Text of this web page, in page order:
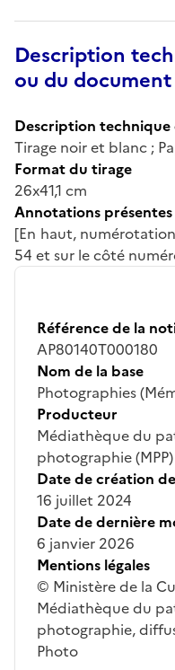
Description
ou du
Description technique
Tirage noir et blanc ;
Format du tirage
26x41,1 cm
Annotations
[En haut,
54 et sur le côté
Référence de la
AP80140T000180
Nom de la base
Photographies
Producteur
Médiathèque du
photographie (MPP)
Date de création
16 juillet 2024
Date de dernière
6 janvier 2026
Mentions légales
© Ministère de la
Médiathèque du
photographie,
Photo